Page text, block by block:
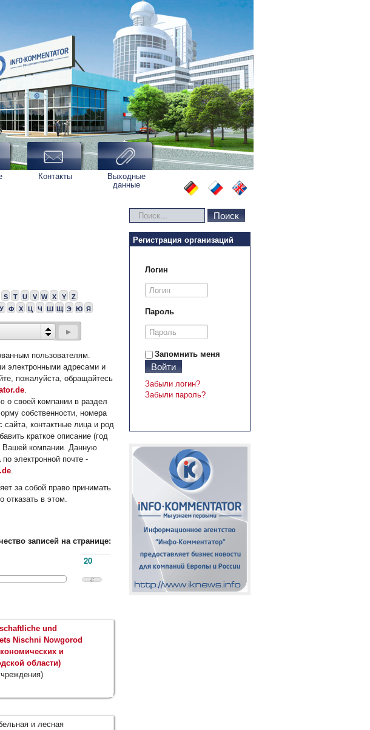
Контакты
Выходные
данные
S T U V W X Y
Z
У Ф Х Ц Ч Ш Щ Э Ю Я
пользователям.
электронными адресами и
пожалуйста, обращайтесь
.
о своей компании в раздел
собственности, номера
контактные лица и род
краткое описание (год
Вашей компании. Данную
электронной почте -
.
за собой право принимать
отказать в этом.
записей на странице:
und
Nischni Nowgorod
и
области)
и лесная
Искать... Поиск
Регистрация организаций
Логин
Пароль
Запомнить меня
Войти
Забыли логин?
Забыли пароль?